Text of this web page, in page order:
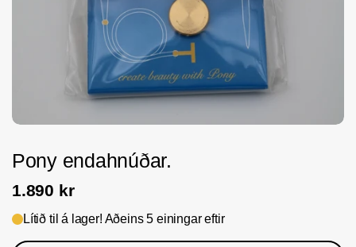
Pony endahnúðar.
1.890 kr
Lítið til á lager! Aðeins 5 einingar eftir